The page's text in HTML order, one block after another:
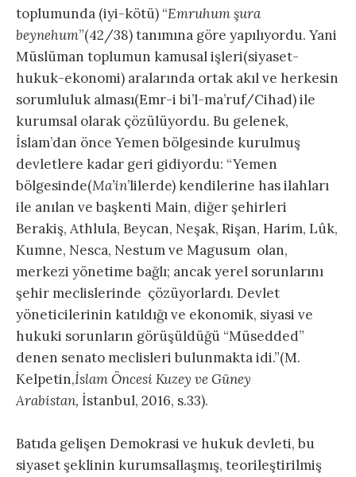
toplumunda (iyi-kötü) “Emruhum şura
beynehum”(42/38) tanımına göre yapılıyordu. Yani
Müslüman toplumun kamusal işleri(siyaset-
hukuk-ekonomi) aralarında ortak akıl ve herkesin
sorumluluk alması(Emr-i bi’l-ma’ruf/Cihad) ile
kurumsal olarak çözülüyordu. Bu gelenek,
İslam’dan önce Yemen bölgesinde kurulmuş
devletlere kadar geri gidiyordu: “Yemen
bölgesinde(Ma’in’lilerde) kendilerine has ilahları
ile anılan ve başkenti Main, diğer şehirleri
Berakiş, Athlula, Beycan, Neşak, Rişan, Harim, Lûk,
Kumne, Nesca, Nestum ve Magusum olan,
merkezi yönetime bağlı; ancak yerel sorunlarını
şehir meclislerinde çözüyorlardı. Devlet
yöneticilerinin katıldığı ve ekonomik, siyasi ve
hukuki sorunların görüşüldüğü “Müsedded”
denen senato meclisleri bulunmakta idi.”(M.
Kelpetin,İslam Öncesi Kuzey ve Güney
Arabistan, İstanbul, 2016, s.33).
Batıda gelişen Demokrasi ve hukuk devleti, bu
siyaset şeklinin kurumsallaşmış, teorileştirilmiş